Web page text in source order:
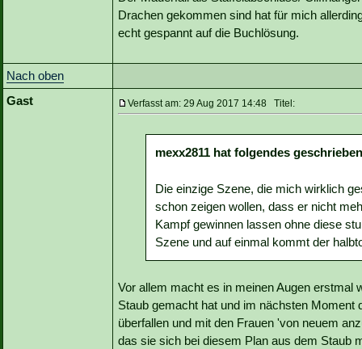
Drachen gekommen sind hat für mich
echt gespannt auf die Buchlösung.
Nach oben
Gast
Verfasst am: 29 Aug 2017 14:48 Titel:
mexx2811 hat folgendes
Die einzige Szene, die mich wirklich
schon zeigen wollen, dass er nicht
Kampf gewinnen lassen ohne diese
Szene und auf einmal kommt der
Vor allem macht es in meinen Augen erstmal
Staub gemacht hat und im nächsten
überfallen und mit den Frauen 'von neuem
das sie sich bei diesem Plan aus dem Staub